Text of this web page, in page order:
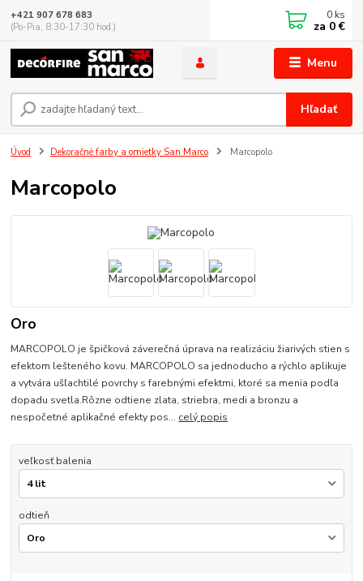
Menu
Hľadať
+421 907 678 683
(Po-Pia, 8:30-17:30 hod.)
0 ks
za 0 €
Úvod Dekoračné farby a omietky San Marco Marcopolo
Marcopolo
Oro
MARCOPOLO je špičková záverečná úprava na realizáciu žiarivých stien s
efektom lešteného kovu. MARCOPOLO sa jednoducho a rýchlo aplikuje
a vytvára ušľachtilé povrchy s farebnými efektmi, ktoré sa menia podľa
dopadu svetla.Rôzne odtiene zlata, striebra, medi a bronzu a
nespočetné aplikačné efekty pos... celý popis
veľkosť balenia
odtieň